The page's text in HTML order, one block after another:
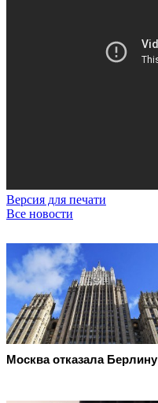
Версия для печати
Все новости
Москва отказала Берлину